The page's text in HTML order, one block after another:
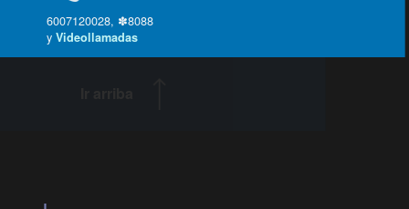
6007120028, ✽8088
yVideollamadas